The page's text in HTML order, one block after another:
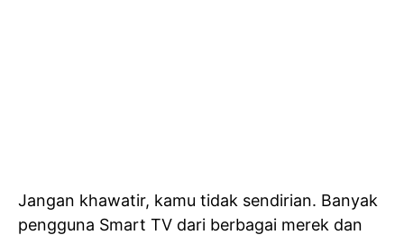
Jangan khawatir, kamu tidak sendirian. Banyak
pengguna Smart TV dari berbagai merek dan